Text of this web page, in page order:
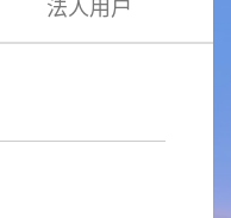
法人用户